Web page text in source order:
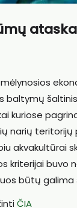
baltymų
kuriose
narių
akvakultūrai
kriterijai buvo
būtų
ČIA